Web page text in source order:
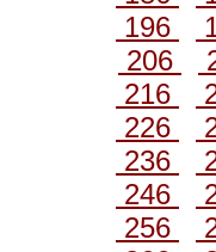
196
206
216
226
236
246
256